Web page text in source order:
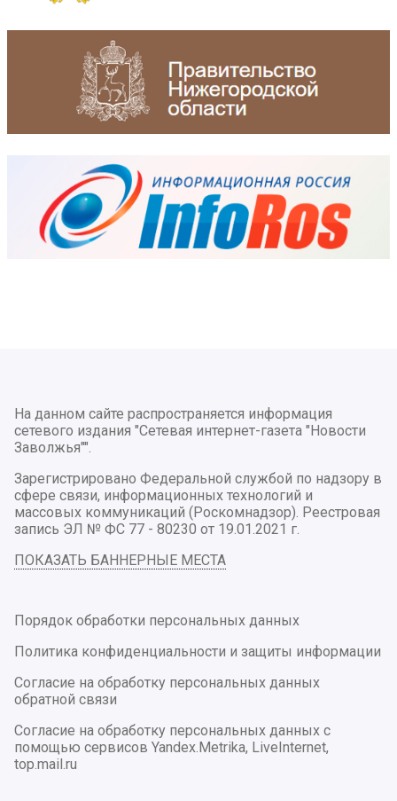
На данном сайте распространяется информация
сетевого издания "Сетевая интернет-газета "Новости
Заволжья"".
Зарегистрировано Федеральной службой по надзору в
сфере связи, информационных технологий и
массовых коммуникаций (Роскомнадзор). Реестровая
запись ЭЛ № ФС 77 - 80230 от 19.01.2021 г.
ПОКАЗАТЬ БАННЕРНЫЕ МЕСТА
Порядок обработки персональных данных
Политика конфиденциальности и защиты информации
Согласие на обработку персональных данных
обратной связи
Согласие на обработку персональных данных с
помощью сервисов Yandex.Metrika, LiveInternet,
top.mail.ru